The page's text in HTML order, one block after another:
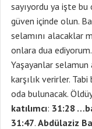
sayıyordu ya işte bu
güven içinde olun.
selamını alacaklar
onlara dua
Yaşayanlar
karşılık verirler.
oda bulunacak.
katılımcı: 31:28
31:47. Abdülaziz